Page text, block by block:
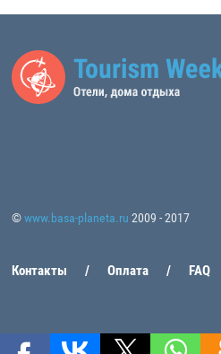
©www.basa-planeta.ru 2009 - 2017
Контакты Оплата FAQ